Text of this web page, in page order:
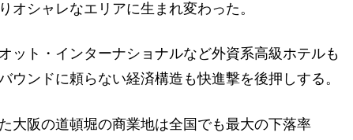
オシャレなエリアに生まれ変わった。
ット・インターナショナルなど外資系高級ホテルも
ウンドに頼らない経済構造も快進撃を後押しする。
大阪の道頓堀の商業地は全国でも最大の下落率